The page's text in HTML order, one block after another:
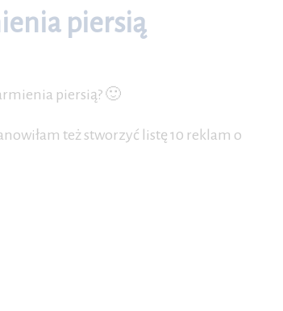
piersią
piersią? 🙂
też stworzyć listę 10 reklam o